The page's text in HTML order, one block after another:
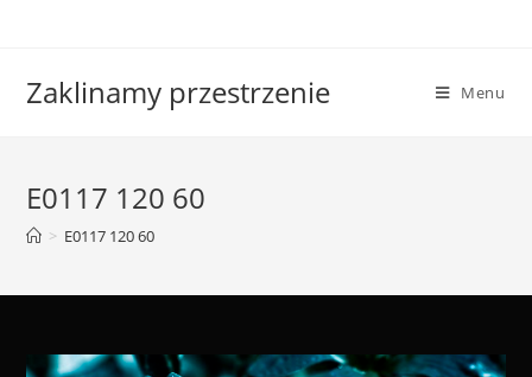
Zaklinamy przestrzenie Menu
E0117 120 60
> E0117 120 60